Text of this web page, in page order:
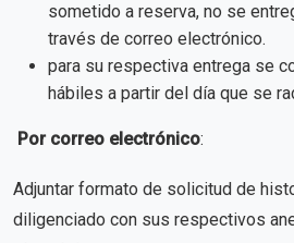
sometido a reserva, no se
través de correo electrónico.
para su respectiva entrega se
hábiles a partir del día que se
Por correo electrónico:
Adjuntar formato de solicitud de
diligenciado con sus respectivos